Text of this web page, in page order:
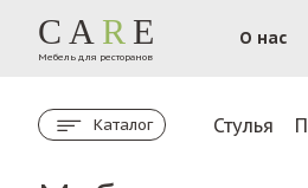
CA R E
Мебель для ресторанов
О нас
Каталог Стулья